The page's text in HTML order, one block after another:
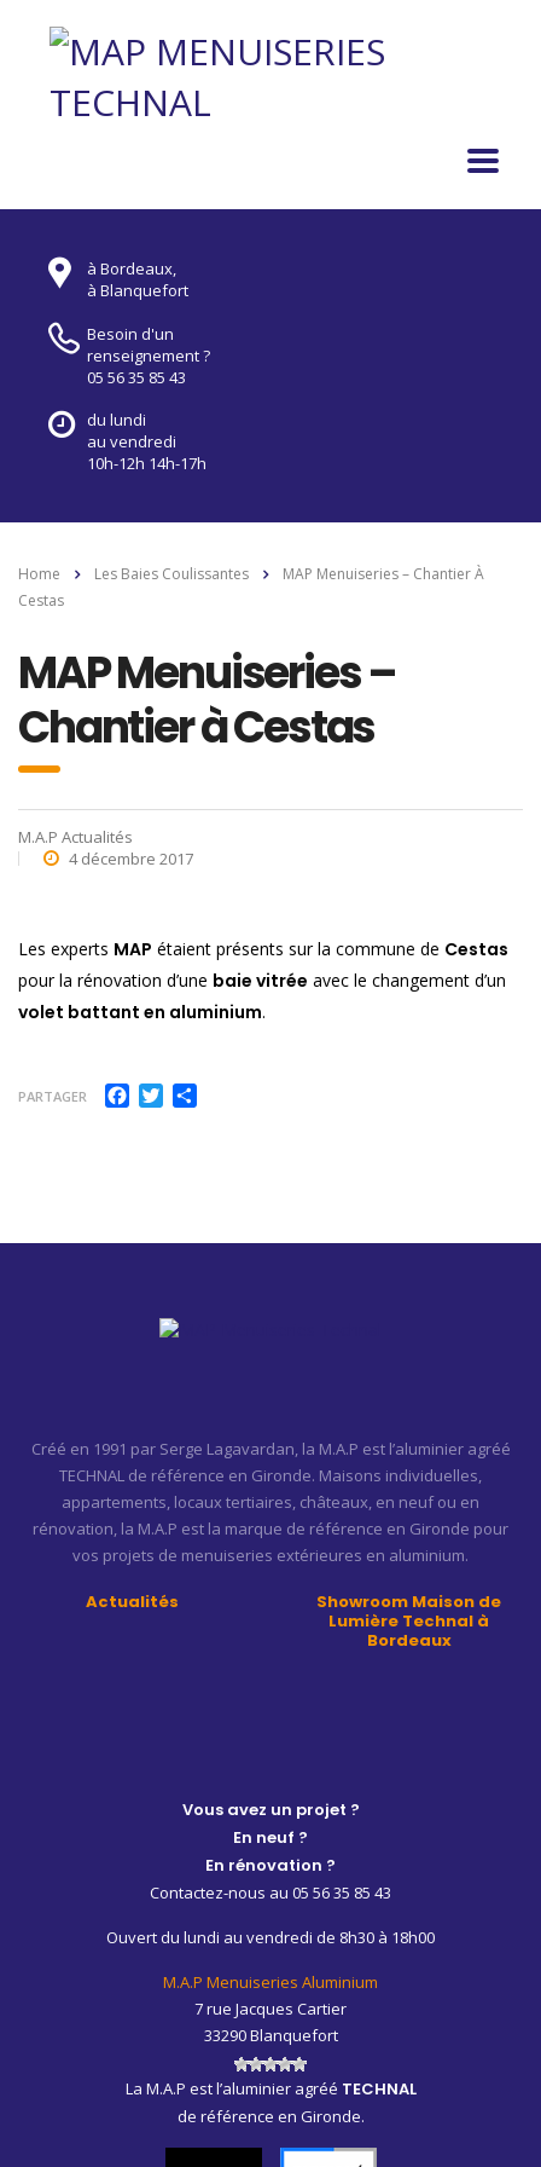
à Bordeaux,
à Blanquefort
Besoin d'un
renseignement ?
05 56 35 85 43
du lundi
au vendredi
10h-12h 14h-17h
Home Les Baies Coulissantes
MAP Menuiseries – Chantier À
Cestas
MAP Menuiseries –
Chantier à Cestas
M.A.P Actualités
4 décembre 2017
Les experts MAP étaient présents sur la commune de Cestas
pour la rénovation d’une baie vitrée avec le changement d’un
volet battant en aluminium.
PARTAGER Facebook
Twitter
Créé en 1991 par Serge Lagavardan, la M.A.P est l’aluminier agréé
TECHNAL de référence en Gironde. Maisons individuelles,
appartements, locaux tertiaires, châteaux, en neuf ou en
rénovation, la M.A.P est la marque de référence en Gironde pour
vos projets de menuiseries extérieures en aluminium.
Actualités
Showroom Maison de
Lumière Technal à
Bordeaux
Vous avez un projet ?
En neuf ?
En rénovation ?
Contactez-nous au 05 56 35 85 43
Ouvert du lundi au vendredi de 8h30 à 18h00
M.A.P Menuiseries Aluminium
7 rue Jacques Cartier
33290 Blanquefort
La M.A.P est l’aluminier agréé TECHNAL
de référence en Gironde.